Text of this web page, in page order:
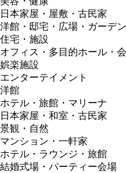
日本家屋・屋敷・古民家
洋館・邸宅・広場・ガーデン
住宅・施設
オフィス・多目的ホール・
娯楽施設
エンターテイメント
洋館
ホテル・旅館・マリーナ
日本家屋・和室・古民家
景観・自然
マンション・一軒家
ホテル・ラウンジ・旅館
結婚式場・パーティー会場